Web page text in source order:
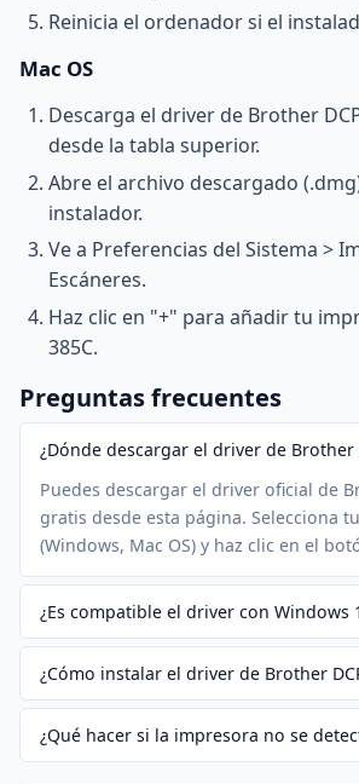
Reinicia el ordenador si el
Mac OS
Descarga el driver de Brother
desde la tabla superior.
Abre el archivo descargado
instalador.
Ve a Preferencias del Sistema >
Escáneres.
Haz clic en "+" para añadir tu
385C.
Preguntas frecuentes
¿Dónde descargar el driver de Brother
Puedes descargar el driver oficial de
gratis desde esta página. Selecciona
(Windows, Mac OS) y haz clic en el
¿Es compatible el driver con Windows
¿Cómo instalar el driver de Brother
¿Qué hacer si la impresora no se